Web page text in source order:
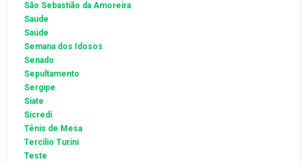
São Sebastião da Amoreira
Saude
Saúde
Semana dos Idosos
Senado
Sepultamento
Sergipe
Siate
Sicredi
Tênis de Mesa
Tercilio Turini
Teste